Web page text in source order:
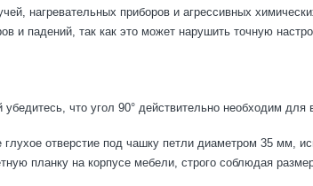
нагревательных приборов и агрессивных
и падений, так как это может нарушить точную
убедитесь, что угол 90° действительно необходим
глухое отверстие под чашку петли диаметром 35 мм,
планку на корпусе мебели, строго соблюдая